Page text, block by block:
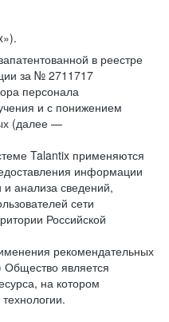
в реестре
за № 2711717
персонала
и с понижением
(далее —
Talantix применяются
информации
и анализа сведений,
сети
Российской
рекомендательных
является
на котором